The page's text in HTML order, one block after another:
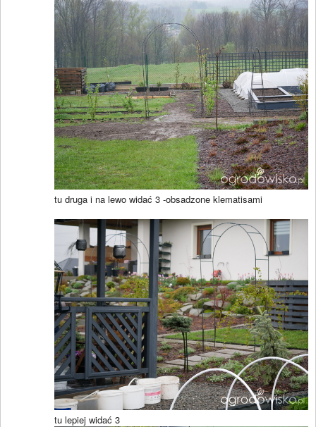
tu druga i na lewo widać 3 -obsadzone klematisami
tu lepiej widać 3